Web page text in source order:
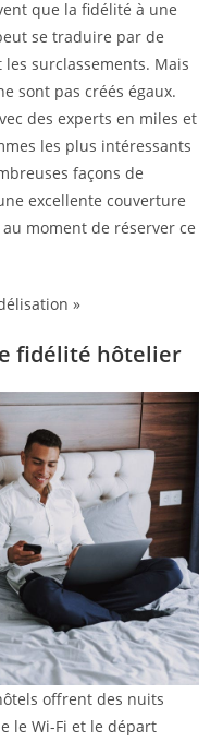
que la fidélité à une
se traduire par de
surclassements. Mais
sont pas créés égaux.
des experts en miles et
les plus intéressants
façons de
excellente couverture
moment de réserver ce
»
fidélité hôtelier
offrent des nuits
le Wi-Fi et le départ